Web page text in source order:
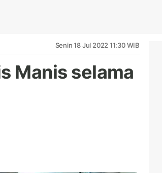
Senin 18 Jul 2022 11:30 WIB
Manis selama